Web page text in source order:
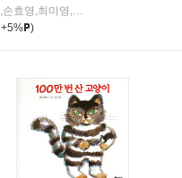
우리나,정예용,유재숙,양지인,손효영,최미영,조민주,이진현,차미숙,서미숙 저
+5% )